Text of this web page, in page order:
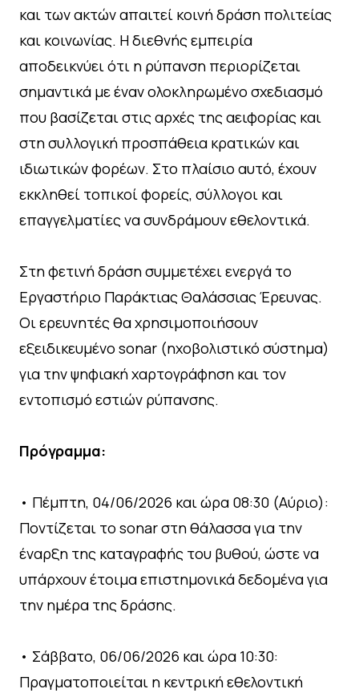
και των ακτών απαιτεί κοινή δράση πολιτείας
και κοινωνίας. Η διεθνής εμπειρία
αποδεικνύει ότι η ρύπανση περιορίζεται
σημαντικά με έναν ολοκληρωμένο σχεδιασμό
που βασίζεται στις αρχές της αειφορίας και
στη συλλογική προσπάθεια κρατικών και
ιδιωτικών φορέων. Στο πλαίσιο αυτό, έχουν
εκκληθεί τοπικοί φορείς, σύλλογοι και
επαγγελματίες να συνδράμουν εθελοντικά.
Στη φετινή δράση συμμετέχει ενεργά το
Εργαστήριο Παράκτιας Θαλάσσιας Έρευνας.
Οι ερευνητές θα χρησιμοποιήσουν
εξειδικευμένο sonar (ηχοβολιστικό σύστημα)
για την ψηφιακή χαρτογράφηση και τον
εντοπισμό εστιών ρύπανσης.
Πρόγραμμα:
• Πέμπτη, 04/06/2026 και ώρα 08:30 (Αύριο):
Ποντίζεται το sonar στη θάλασσα για την
έναρξη της καταγραφής του βυθού, ώστε να
υπάρχουν έτοιμα επιστημονικά δεδομένα για
την ημέρα της δράσης.
• Σάββατο, 06/06/2026 και ώρα 10:30:
Πραγματοποιείται η κεντρική εθελοντική